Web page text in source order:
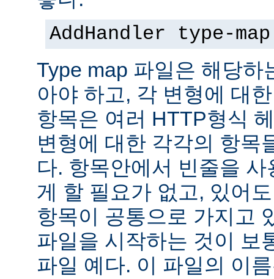
AddHandler type-
Type map 파일은 해당하
아야 하고, 각 변형에 대
항목은 여러 HTTP형식
변형에 대한 각각의 항목
다. 항목안에서 빈줄을
게 할 필요가 없고, 있어
항목이 공통으로 가지고
파일을 시작하는 것이 보
파일 예다. 이 파일의 이